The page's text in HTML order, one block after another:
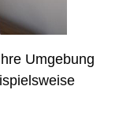
Umgebung